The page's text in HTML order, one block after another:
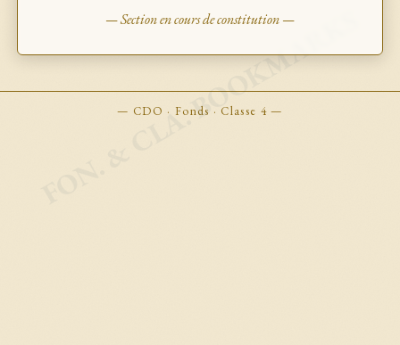
FON. & CLA. BOOKMARKS
— Section en cours de constitution —
— CDO · Fonds · Classe 4 —